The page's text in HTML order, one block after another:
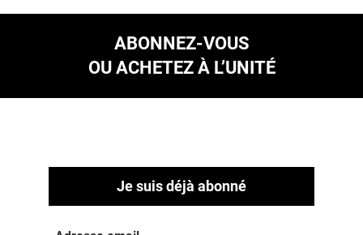
ABONNEZ-VOUS
OU ACHETEZ À L’UNITÉ
Je suis déjà abonné